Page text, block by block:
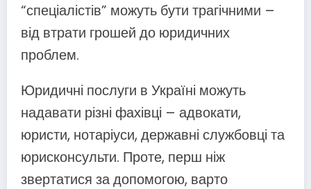
“спеціалістів” можуть бути трагічними –
від втрати грошей до юридичних
проблем.
Юридичні послуги в Україні можуть
надавати різні фахівці – адвокати,
юристи, нотаріуси, державні службовці та
юрисконсульти. Проте, перш ніж
звертатися за допомогою, варто